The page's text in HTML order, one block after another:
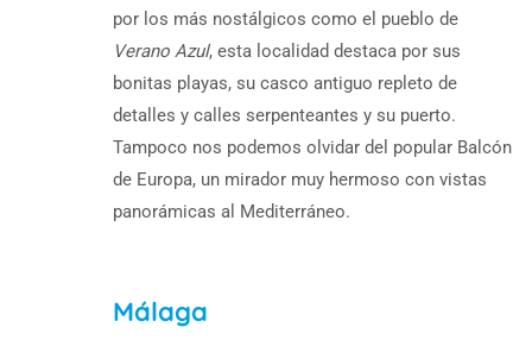
por los más nostálgicos como el pueblo de
Verano Azul, esta localidad destaca por sus
bonitas playas, su casco antiguo repleto de
detalles y calles serpenteantes y su puerto.
Tampoco nos podemos olvidar del popular Balcón
de Europa, un mirador muy hermoso con vistas
panorámicas al Mediterráneo.
Málaga